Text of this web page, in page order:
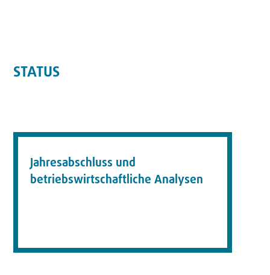
STATUS
Jahresabschluss und
betriebswirtschaftliche Analysen